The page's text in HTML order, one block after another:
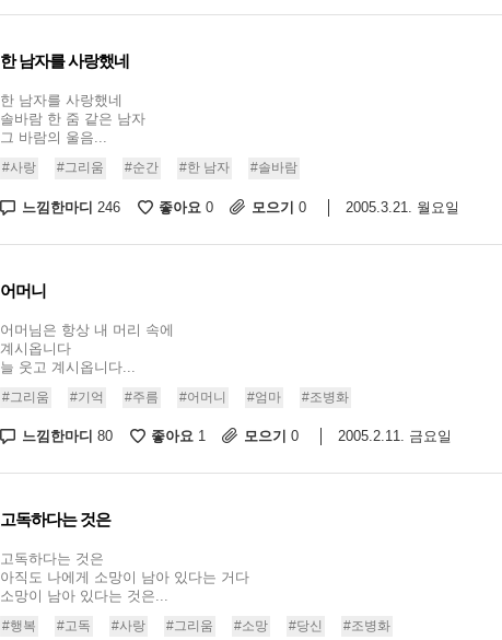
한 남자를 사랑했네
한 남자를 사랑했네
솔바람 한 줌 같은 남자
그 바람의 울음...
#사랑 #그리움 #순간 #한 남자 #솔바람
느낌한마디 246 좋아요 0 모으기 0 2005.3.21. 월요일
어머니
어머님은 항상 내 머리 속에
계시옵니다
늘 웃고 계시옵니다...
#그리움 #기억 #주름 #어머니 #엄마 #조병화
느낌한마디 80 좋아요 1 모으기 0 2005.2.11. 금요일
고독하다는 것은
고독하다는 것은
아직도 나에게 소망이 남아 있다는 거다
소망이 남아 있다는 것은...
#행복 #고독 #사랑 #그리움 #소망 #당신 #조병화